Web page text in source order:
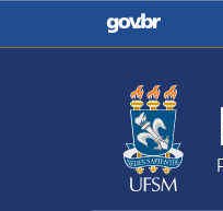
Casa Civil
Ministério da
Pecuária e